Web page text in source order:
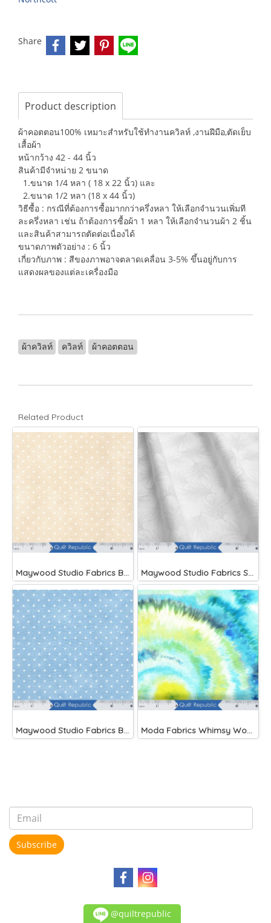
Share
Product description
ผ้าคอตตอน100% เหมาะสำหรับใช้ทำงานควิลท์ ,งานฝีมือ,ตัดเย็บ
เสื้อผ้า
หน้ากว้าง 42 - 44 นิ้ว
สินค้ามีจำหน่าย 2 ขนาด
1.ขนาด 1/4 หลา ( 18 x 22 นิ้ว) และ
2.ขนาด 1/2 หลา (18 x 44 นิ้ว)
วิธีซื้อ : กรณีที่ต้องการซื้อมากกว่าครึ่งหลา ให้เลือกจำนวนเพิ่มที
ละครึ่งหลา เช่น ถ้าต้องการซื้อผ้า 1 หลา ให้เลือกจำนวนผ้า 2 ชิ้น
และสินค้าสามารถตัดต่อเนื่องได้
ขนาดภาพตัวอย่าง : 6 นิ้ว
เกี่ยวกับภาพ : สีของภาพอาจตลาดเคลื่อน 3-5% ขึ้นอยู่กับการ
แสดงผลของแต่ละเครื่องมือ
ผ้าควิลท์ ควิลท์ ผ้าคอตตอน
Related Product
Maywood Studio Fabrics Beautiful Basics Maywood Studio Fabrics Solitaire Whites
Maywood Studio Fabrics Beautiful Basics Blue Moda Fabrics Whimsy Wonderland Shakedown Street Spiral Breeze
Subscribe
@quiltrepublic